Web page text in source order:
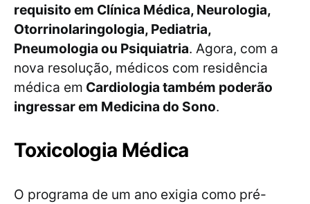
requisito em Clínica Médica, Neurologia,
Otorrinolaringologia, Pediatria,
Pneumologia ou Psiquiatria. Agora, com a
nova resolução, médicos com residência
médica em Cardiologia também poderão
ingressar em Medicina do Sono.
Toxicologia Médica
O programa de um ano exigia como pré-